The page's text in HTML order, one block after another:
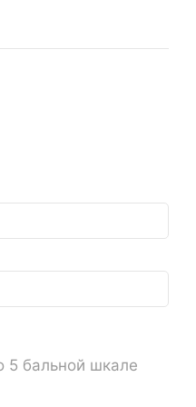
5 бальной шкале